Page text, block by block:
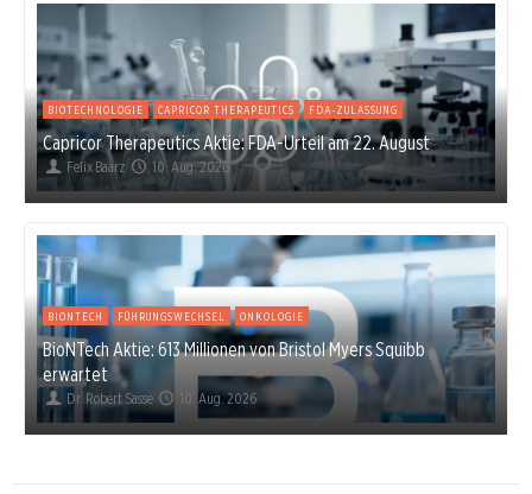
BIOTECHNOLOGIE CAPRICOR THERAPEUTICS FDA-ZULASSUNG
Capricor Therapeutics Aktie: FDA-Urteil am 22. August
Felix Baarz 10. Aug. 2026
BIONTECH FÜHRUNGSWECHSEL ONKOLOGIE
BioNTech Aktie: 613 Millionen von Bristol Myers Squibb
erwartet
Dr. Robert Sasse 10. Aug. 2026